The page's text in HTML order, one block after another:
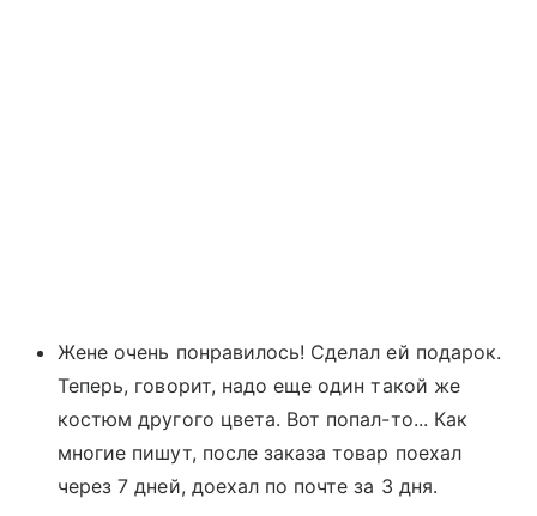
Жене очень понравилось! Сделал ей подарок.
Теперь, говорит, надо еще один такой же
костюм другого цвета. Вот попал-то... Как
многие пишут, после заказа товар поехал
через 7 дней, доехал по почте за 3 дня.